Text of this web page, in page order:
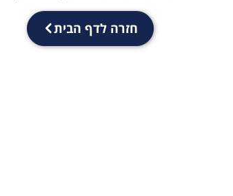
חזרה לדף הבית